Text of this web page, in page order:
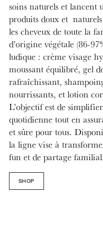
soins naturels et lancent
produits doux et
les cheveux de toute la
d’origine végétale (86-
ludique : crème visage
moussant équilibré, gel
rafraîchissant,
nourrissants, et lotion
L’objectif est de
quotidienne tout en
et sûre pour tous.
la ligne vise à
fun et de partage familial.
SHOP